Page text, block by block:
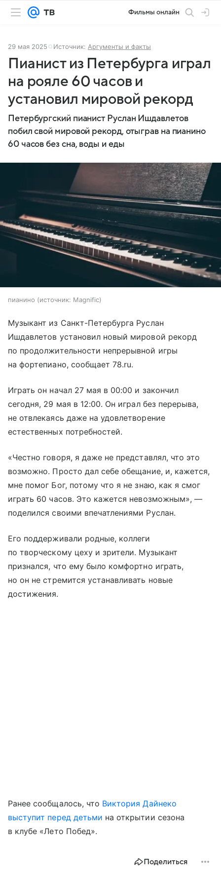
Фильмы онлайн
29 мая 2025 Источник: Аргументы и факты
Пианист из Петербурга играл
на рояле 60 часов и
установил мировой рекорд
Петербургский пианист Руслан Ишдавлетов
побил свой мировой рекорд, отыграв на пианино
60 часов без сна, воды и еды
пианино источник: Magnific
Музыкант из Санкт-Петербурга Руслан
Ишдавлетов установил новый мировой рекорд
по продолжительности непрерывной игры
на фортепиано, сообщает 78.ru.
Играть он начал 27 мая в 00:00 и закончил
сегодня, 29 мая в 12:00. Он играл без перерыва,
не отвлекаясь даже на удовлетворение
естественных потребностей.
«Честно говоря, я даже не представлял, что это
возможно. Просто дал себе обещание, и, кажется,
мне помог Бог, потому что я не знаю, как я смог
играть 60 часов. Это кажется невозможным», —
поделился своими впечатлениями Руслан.
Его поддерживали родные, коллеги
по творческому цеху и зрители. Музыкант
признался, что ему было комфортно играть,
но он не стремится устанавливать новые
достижения.
Ранее сообщалось, что Виктория Дайнеко
выступит перед детьми на открытии сезона
в клубе «Лето Побед».
Поделиться